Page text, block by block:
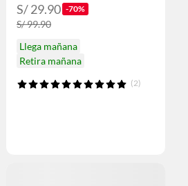
S/ 29.90 -70%
S/ 99.90
Llega mañana
Retira mañana
(2)